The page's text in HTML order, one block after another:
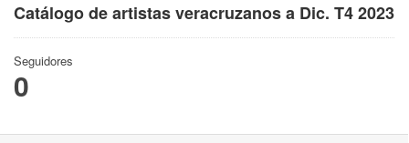
Catálogo de artistas veracruzanos a Dic. T4 2023
Seguidores
0